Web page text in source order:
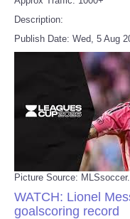
Description:
Publish Date: Wed, 5 Aug
Picture Source:
WATCH: Lionel
goalscoring record